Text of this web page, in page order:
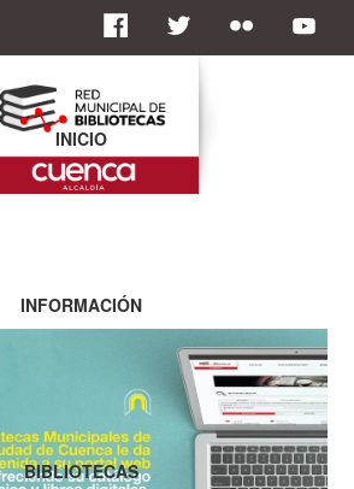
INICIO
INFORMACIÓN
BIBLIOTECAS